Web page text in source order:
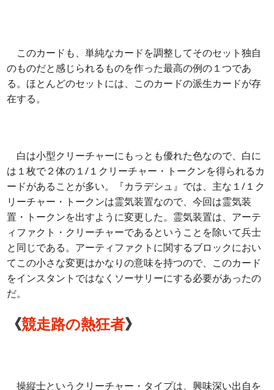
このカードも、単純なカードを調整してそのセット独自
のものだと感じられるものを作った最高の例の１つであ
る。ほとんどのセットには、このカードの派生カードが存
在する。
白は小型クリーチャーにもっとも優れた色なので、白に
は１枚で２体の１/１クリーチャー・トークンを得られるカ
ードがあることが多い。『カラデシュ』では、主な１/１ク
リーチャー・トークンは霊気装置なので、今回は霊気装
置・トークンを出すように変更した。霊気装置は、アーテ
ィファクト・クリーチャーであるということを除いて兵士
と同じである。アーティファクトに関するブロックにおい
てこの小さな変更はかなりの意味を持つので、このカード
をインスタントではなくソーサリーにする必要があったの
だ。
《競走路の熱狂者》
操縦士というクリーチャー・タイプは、興味深い出自を